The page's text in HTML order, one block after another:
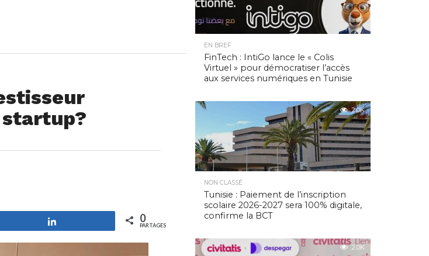
startup?
0
PARTAGES
EN BREF
FinTech : IntiGo lance le « Colis
Virtuel » pour démocratiser l’accès
aux services numériques en Tunisie
2.0K
NON CLASSÉ
Tunisie : Paiement de l’inscription
scolaire 2026-2027 sera 100% digitale,
confirme la BCT
2.0K